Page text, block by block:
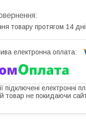
товару протягом 14
підключені електронні
товар не покидаючи